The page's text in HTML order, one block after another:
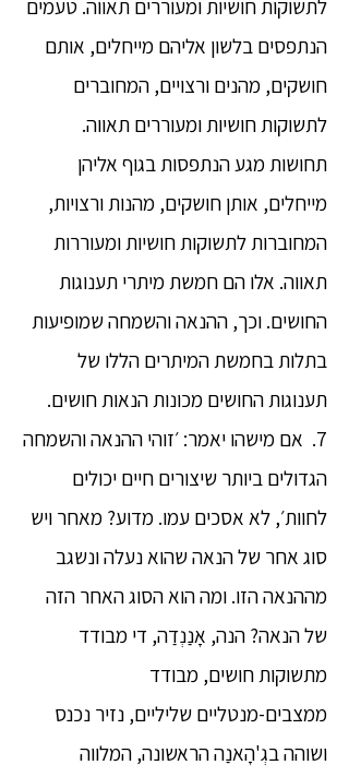
לתשוקות חושיות ומעוררים תאווה. טעמים
הנתפסים בלשון אליהם מייחלים, אותם
חושקים, מהנים ורצויים, המחוברים
לתשוקות חושיות ומעוררים תאווה.
תחושות מגע הנתפסות בגוף אליהן
מייחלים, אותן חושקים, מהנות ורצויות,
המחוברות לתשוקות חושיות ומעוררות
תאווה. אלו הם חמשת מיתרי תענוגות
החושים. וכך, ההנאה והשמחה שמופיעות
בתלות בחמשת המיתרים הללו של
תענוגות החושים מכונות הנאות חושים.
7. אם מישהו יאמר: ׳זוהי ההנאה והשמחה
הגדולים ביותר שיצורים חיים יכולים
לחוות׳, לא אסכים עמו. מדוע? מאחר ויש
סוג אחר של הנאה שהוא נעלה ונשגב
מההנאה הזו. ומה הוא הסוג האחר הזה
של הנאה? הנה, אָנַנְדַה, די מבודד
מתשוקות חושים, מבודד
ממצבים-מנטליים שליליים, נזיר נכנס
ושוהה בגְ'הָאנַה הראשונה, המלווה